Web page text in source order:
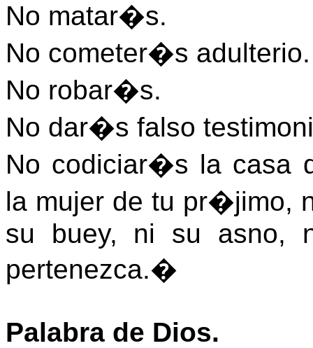
No matar�s.
No cometer�s adulterio.
No robar�s.
No dar�s falso
No codiciar�s la casa
la mujer de tu pr�jimo,
su buey, ni su asno,
pertenezca.�
Palabra de Dios.